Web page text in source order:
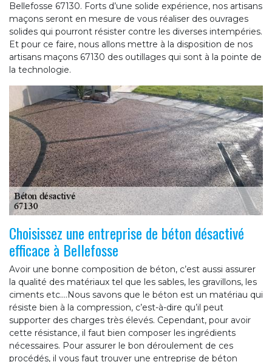
Bellefosse 67130. Forts d’une solide expérience, nos artisans
maçons seront en mesure de vous réaliser des ouvrages
solides qui pourront résister contre les diverses intempéries.
Et pour ce faire, nous allons mettre à la disposition de nos
artisans maçons 67130 des outillages qui sont à la pointe de
la technologie.
Choisissez une entreprise de béton désactivé
efficace à Bellefosse
Avoir une bonne composition de béton, c’est aussi assurer
la qualité des matériaux tel que les sables, les gravillons, les
ciments etc.…Nous savons que le béton est un matériau qui
résiste bien à la compression, c’est-à-dire qu’il peut
supporter des charges très élevés. Cependant, pour avoir
cette résistance, il faut bien composer les ingrédients
nécessaires. Pour assurer le bon déroulement de ces
procédés, il vous faut trouver une entreprise de béton